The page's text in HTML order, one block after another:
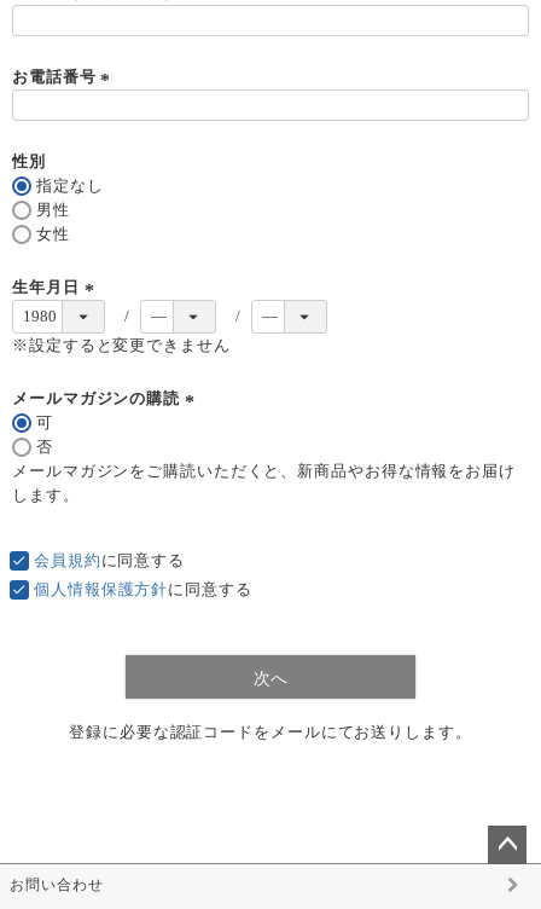
)
)
お電話番号
性別
指定なし
男性
女性
生年月日
(
必
)
※設定すると変更できません
メールマガジンの購読
須
可
否
メールマガジンをご購読いただくと、新商品やお得な情報をお届け
します。
会員規約 に同意する
個人情報保護方針に同意する
次へ
登録に必要な認証コードをメールにてお送りします。
ペー
お問い合わせ